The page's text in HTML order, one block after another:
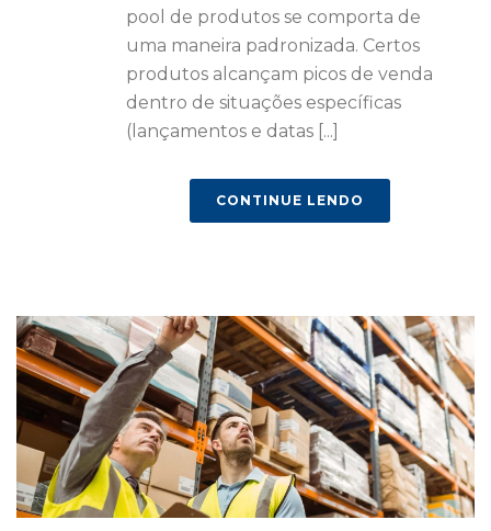
pool de produtos se comporta de
uma maneira padronizada. Certos
produtos alcançam picos de venda
dentro de situações específicas
(lançamentos e datas [...]
CONTINUE LENDO